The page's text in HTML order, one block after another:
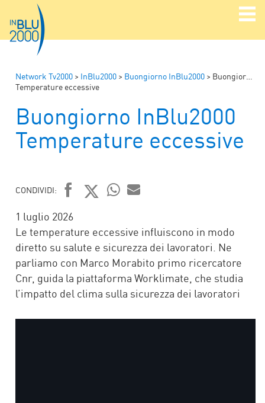
Network Tv2000 > InBlu2000 > Buongiorno InBlu2000 > Buongiorno InBlu2000
Temperature eccessive
Buongiorno InBlu2000
Temperature eccessive
CONDIVIDI:
FACEBOOK
1 luglio 2026
Le temperature eccessive influiscono in modo
diretto su salute e sicurezza dei lavoratori. Ne
parliamo con Marco Morabito primo ricercatore
Cnr, guida la piattaforma Worklimate, che studia
l’impatto del clima sulla sicurezza dei lavoratori